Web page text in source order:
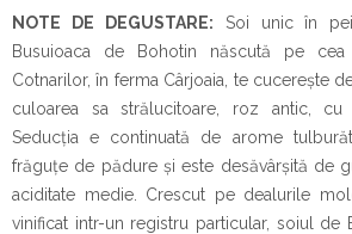
NOTE DE DEGUSTARE:
Soi unic în
Busuioaca de Bohotin născută pe
Cotnarilor, în ferma Cârjoaia, te cucerește
culoarea sa strălucitoare, roz antic, cu
Seducția e continuată de arome
frăguţe de pădure și este desăvârșită de
aciditate medie. Crescut pe dealurile
vinificat intr-un registru particular, soiul de